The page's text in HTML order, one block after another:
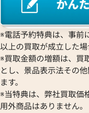
※電話予約特典は、事前
以上の買取が成立した場
※買取金額の増額は、買
とし、景品表示法その
ます。
※当特典は、弊社買取価
用外商品はありません。